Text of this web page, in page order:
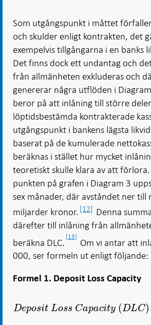
Som utgångspunkt i måttet
och skulder enligt kontrakten, det
exempelvis tillgångarna i en banks
Det finns dock ett undantag och
från allmänheten exkluderas och
genererar några utflöden i
beror på att inlåning till större
löptidsbestämda kontrakterade
utgångspunkt i bankens lägsta
baserat på de kumulerade
beräknas i stället hur mycket
teoretiskt skulle klara av att förlora.
punkten på grafen i Diagram 3
sex månader, där avståndet ner till
miljarder kronor. [12] Denna
därefter till inlåning från
beräkna DLC.
[13]
Om vi antar att
000, ser formeln ut enligt följande:
Formel 1. Deposit Loss Capacity
DepositLoss CapacityDLC=L